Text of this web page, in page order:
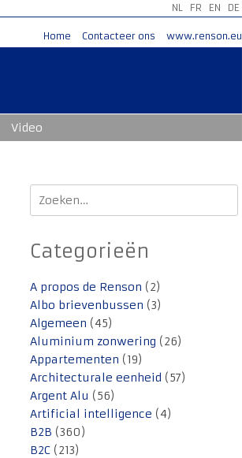
NL FR EN DE
Home Contacteer ons www.renson.eu
Video
Zoeken
naar:
Categorieën
A propos de Renson (2)
Albo brievenbussen (3)
Algemeen (45)
Aluminium zonwering (26)
Appartementen (19)
Architecturale eenheid (57)
Argent Alu (56)
Artificial intelligence (4)
B2B (360)
B2C (213)